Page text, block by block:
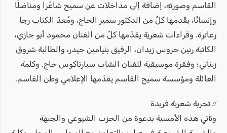
القاسم وصورته، إضافة إلى مداخلات عن سميح شاعًرا ومناضلًا
وإنسانًا، يقّدمها كلٌ من الدكتور سمير الحاج، ومُعدّ الكتاب رجا
زعاترة. وقراءات شعرية يقدّمها كلٌ من الفنان محمود أبو جازي،
الكاتبة رنين جروس زيدان، الرفيق بنيامين حيدر، والطالبة شروق
زيناتي؛ وفقرة موسيقية للفنان الشاب سبارتاكوس حاج. وكلمة
العائلة ومؤسسة سميح القاسم يقدّمها الإعلامي وطن القاسم.
// تجربة شعرية فريدة
وتأتي هذه الأمسية بدعوة من الحزب الشيوعي والجبهة